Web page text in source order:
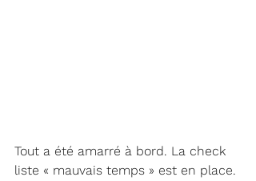
Tout a été amarré à bord. La check
liste « mauvais temps » est en place.